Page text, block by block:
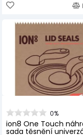
0%
ion8 One Touch
sada těsnění